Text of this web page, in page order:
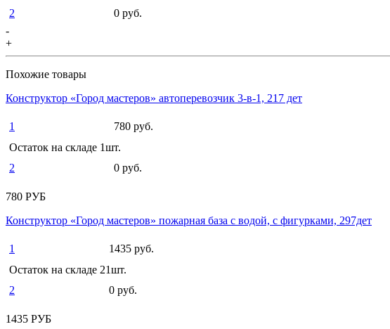
2
0 руб.
-
+
Похожие товары
Конструктор «Город мастеров» автоперевозчик 3-в-1, 217 дет
1
780 руб.
Остаток на складе 1шт.
2
0 руб.
780 РУБ
Конструктор «Город мастеров» пожарная база с водой, с фигурками, 297дет
1
1435 руб.
Остаток на складе 21шт.
2
0 руб.
1435 РУБ